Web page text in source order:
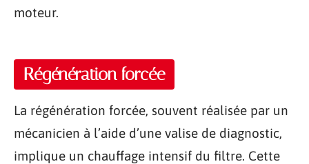
moteur.
Régénération forcée
La régénération forcée, souvent réalisée par un
mécanicien à l’aide d’une valise de diagnostic,
implique un chauffage intensif du filtre. Cette